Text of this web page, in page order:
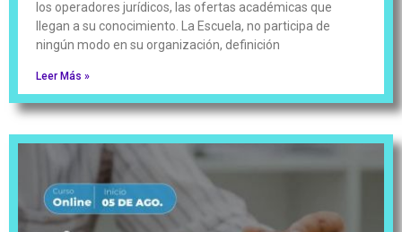
los operadores jurídicos, las ofertas académicas que
llegan a su conocimiento. La Escuela, no participa de
ningún modo en su organización, definición
Leer Más »